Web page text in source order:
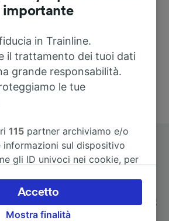
dei pullman, è sufficiente avviare
compareremo i tempi e i costi del
pullman. Con Trainline puoi
viaggiare con oltre 170
e dei pullman.
(Main) Süd a
di ritorno? Vai su
(Main) Süd.
importante
in Trainline.
il trattamento dei tuoi dati
grande responsabilità.
le tue
115 partner archiviamo e/o
informazioni sul dispositivo
gli ID univoci nei cookie, per
le proprie scelte facendo
cui il proprio diritto di
di un interesse legittimo o
Mostra finalità
Accetto